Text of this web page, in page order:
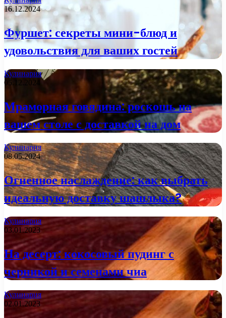
16.12.2024
Фуршет: секреты мини-блюд и
удовольствия для ваших гостей
Кулинария
05.12.2024
Мраморная говядина: роскошь на
вашем столе с доставкой на дом
Кулинария
08.05.2024
Огненное наслаждение: как выбрать
идеальную доставку шашлыка?
Кулинария
03.01.2023
На десерт: кокосовый пудинг с
черникой и семенами чиа
Кулинария
02.01.2023